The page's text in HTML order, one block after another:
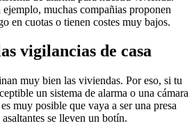
muchas compañias proponen
en cuotas o tienen costes muy bajos.
vigilancias de casa
muy bien las viviendas. Por eso, si tu
un sistema de alarma o una cámara
muy posible que vaya a ser una presa
se lleven un botín.